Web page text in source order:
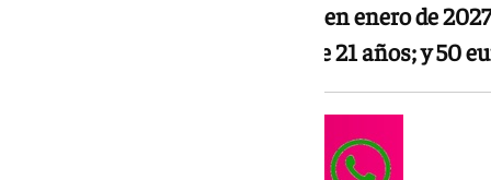
La cuota de socio que se pagará en enero de
21 años; 55 euros los menores de 21 años; y 50